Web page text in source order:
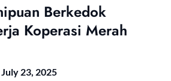
Berkedok
Koperasi Merah
July 23, 2025